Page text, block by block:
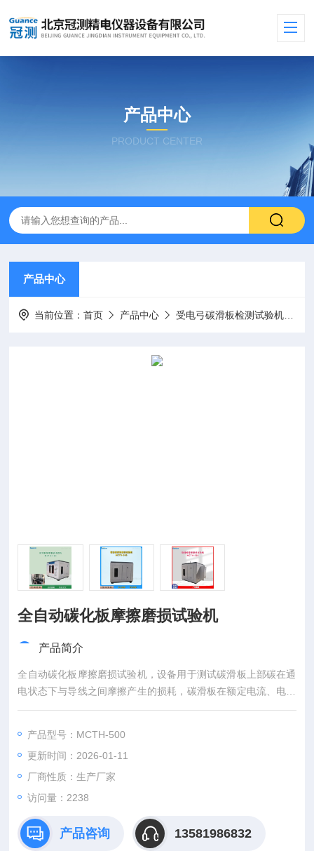
产品中心
PRODUCT CENTER
产品中心
当前位置：首页 产品中心 受电弓碳滑板检测试验机
全自动碳化板摩擦磨损试验机
产品简介
全自动碳化板摩擦磨损试验机，设备用于测试碳滑板上部碳在通
电状态下与导线之间摩擦产生的损耗，碳滑板在额定电流、电压
下高速运动与静止的导线相对运动，并规定碳滑板与导线的接触
板的磨损程度来确定碳滑板的耐磨性能要求。
产品型号：MCTH-500
更新时间：2026-01-11
厂商性质：生产厂家
访问量：2238
产品咨询 13581986832